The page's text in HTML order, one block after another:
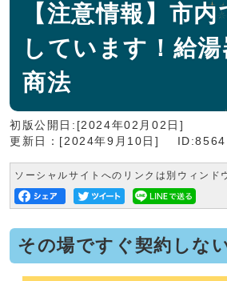
【注意情報】市
しています！給
商法
初版公開日:[2024年02月02日]
更新日：[2024年9月10日]
ID:8564
ソーシャルサイトへのリンクは別ウィンド
その場ですぐ契約しな